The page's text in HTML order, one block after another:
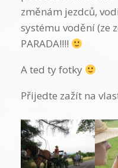
změnám jezdců,
systému vodění (ze
PARADA!!!!
A ted ty fotky
Přijedte zažít na